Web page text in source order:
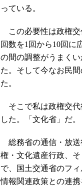
っている。
この必要性は政権交
回数を1回から10回に
の間の調整がうまく
た。そして今なお民
た。
そこで私は政権交代
した。「文化省」だ。
総務省の通信・放送
権・文化遺産行政、
で、国土交通省のフ
情報関連政策との連携